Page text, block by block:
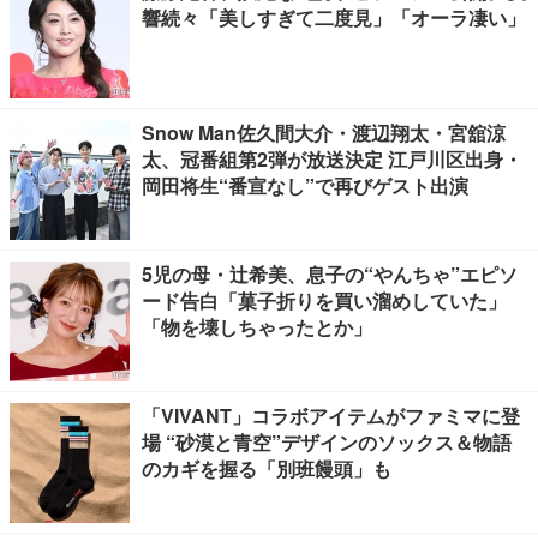
響続々「美しすぎて二度見」「オーラ凄い」
Snow Man佐久間大介・渡辺翔太・宮舘涼
太、冠番組第2弾が放送決定 江戸川区出身・
岡田将生“番宣なし”で再びゲスト出演
5児の母・辻希美、息子の“やんちゃ”エピソ
ード告白「菓子折りを買い溜めしていた」
「物を壊しちゃったとか」
「VIVANT」コラボアイテムがファミマに登
場 “砂漠と青空”デザインのソックス＆物語
のカギを握る「別班饅頭」も